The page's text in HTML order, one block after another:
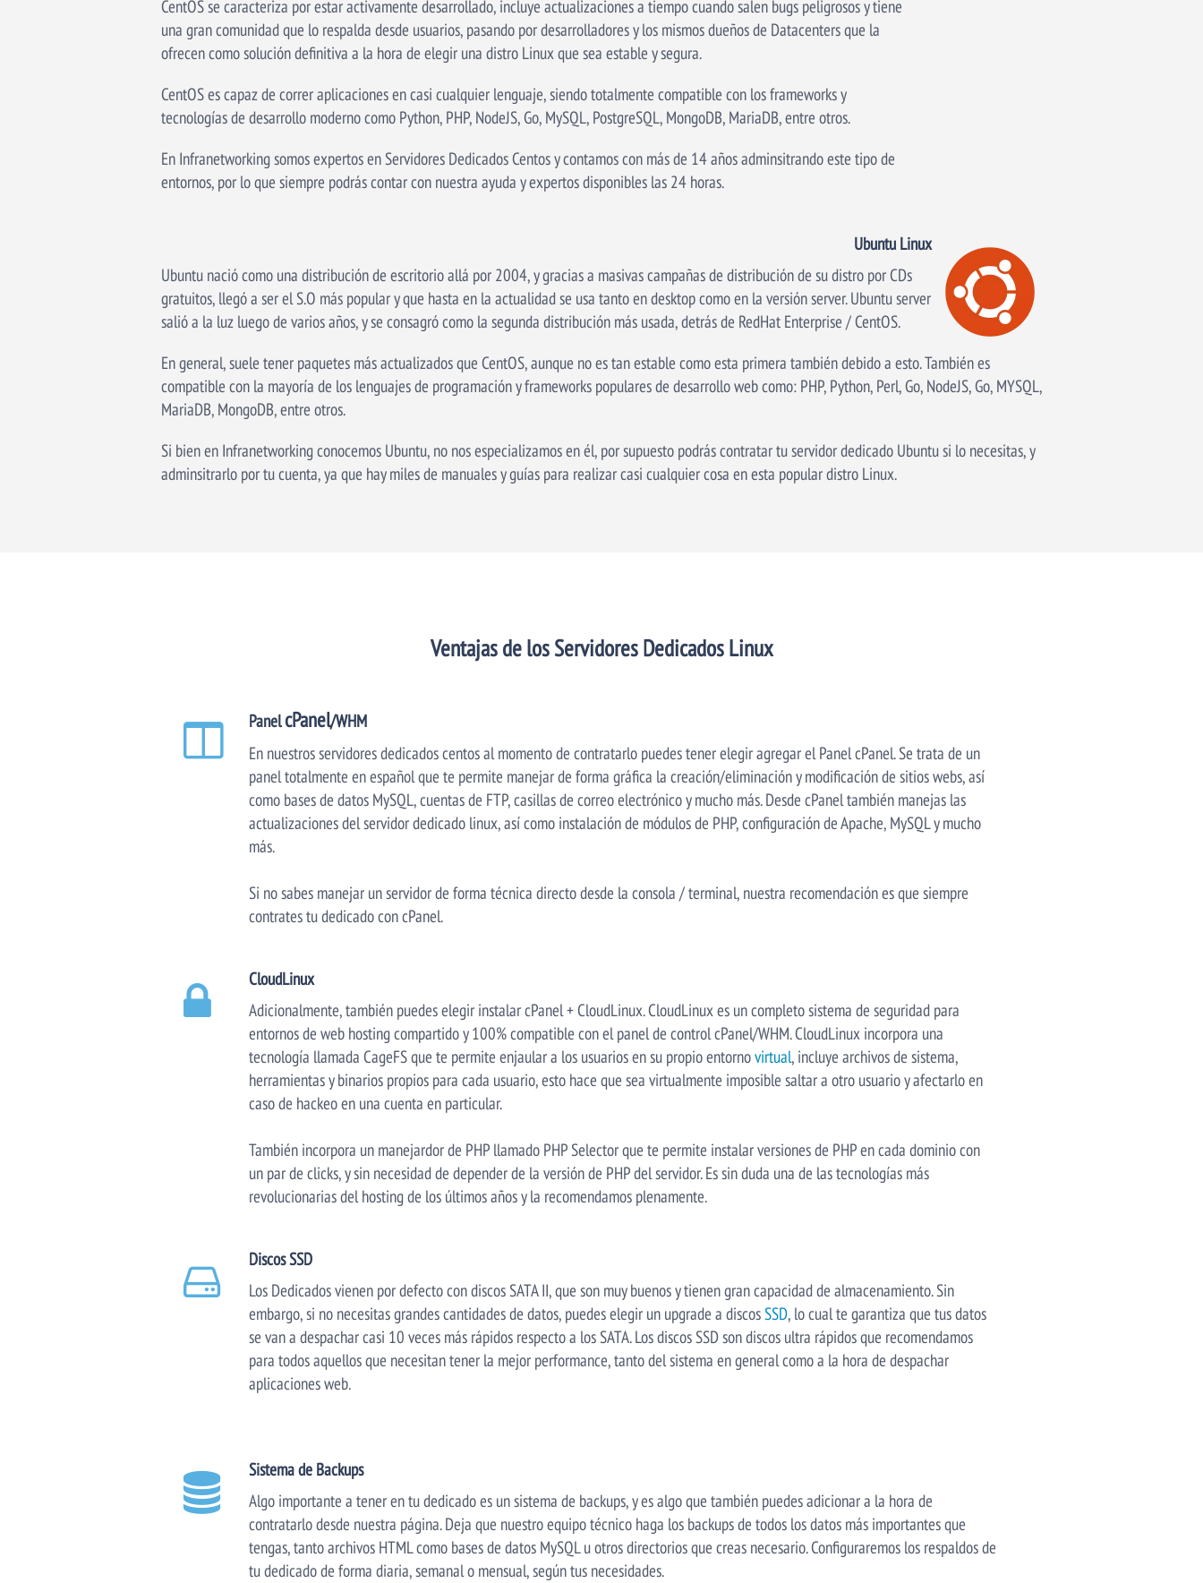
CentOS se caracteriza por estar activamente desarrollado, incluye actualizaciones a tiempo cuando salen bugs peligrosos y tiene
una gran comunidad que lo respalda desde usuarios, pasando por desarrolladores y los mismos dueños de Datacenters que la
ofrecen como solución definitiva a la hora de elegir una distro Linux que sea estable y segura.
CentOS es capaz de correr aplicaciones en casi cualquier lenguaje, siendo totalmente compatible con los frameworks y
tecnologías de desarrollo moderno como Python, PHP, NodeJS, Go, MySQL, PostgreSQL, MongoDB, MariaDB, entre otros.
En Infranetworking somos expertos en Servidores Dedicados Centos y contamos con más de 14 años adminsitrando este tipo de
entornos, por lo que siempre podrás contar con nuestra ayuda y expertos disponibles las 24 horas.
Ubuntu Linux
Ubuntu nació como una distribución de escritorio allá por 2004, y gracias a masivas campañas de distribución de su distro por CDs
gratuitos, llegó a ser el S.O más popular y que hasta en la actualidad se usa tanto en desktop como en la versión server. Ubuntu server
salió a la luz luego de varios años, y se consagró como la segunda distribución más usada, detrás de RedHat Enterprise / CentOS.
En general, suele tener paquetes más actualizados que CentOS, aunque no es tan estable como esta primera también debido a esto. También es
compatible con la mayoría de los lenguajes de programación y frameworks populares de desarrollo web como: PHP, Python, Perl, Go, NodeJS, Go, MYSQL,
MariaDB, MongoDB, entre otros.
Si bien en Infranetworking conocemos Ubuntu, no nos especializamos en él, por supuesto podrás contratar tu servidor dedicado Ubuntu si lo necesitas, y
adminsitrarlo por tu cuenta, ya que hay miles de manuales y guías para realizar casi cualquier cosa en esta popular distro Linux.
Ventajas de los Servidores Dedicados Linux
PanelcPanel/WHM
En nuestros servidores dedicados centos al momento de contratarlo puedes tener elegir agregar el Panel cPanel. Se trata de un
panel totalmente en español que te permite manejar de forma gráfica la creación/eliminación y modificación de sitios webs, así
como bases de datos MySQL, cuentas de FTP, casillas de correo electrónico y mucho más. Desde cPanel también manejas las
actualizaciones del servidor dedicado linux, así como instalación de módulos de PHP, configuración de Apache, MySQL y mucho
más.
Si no sabes manejar un servidor de forma técnica directo desde la consola / terminal, nuestra recomendación es que siempre
contrates tu dedicado con cPanel.
CloudLinux
Adicionalmente, también puedes elegir instalar cPanel + CloudLinux. CloudLinux es un completo sistema de seguridad para
entornos de web hosting compartido y 100% compatible con el panel de control cPanel/WHM. CloudLinux incorpora una
tecnología llamada CageFS que te permite enjaular a los usuarios en su propio entornovirtual, incluye archivos de sistema,
herramientas y binarios propios para cada usuario, esto hace que sea virtualmente imposible saltar a otro usuario y afectarlo en
caso de hackeo en una cuenta en particular.
También incorpora un manejardor de PHP llamado PHP Selector que te permite instalar versiones de PHP en cada dominio con
un par de clicks, y sin necesidad de depender de la versión de PHP del servidor. Es sin duda una de las tecnologías más
revolucionarias del hosting de los últimos años y la recomendamos plenamente.
Discos SSD
Los Dedicados vienen por defecto con discos SATA II, que son muy buenos y tienen gran capacidad de almacenamiento. Sin
embargo, si no necesitas grandes cantidades de datos, puedes elegir un upgrade a discos SSD, lo cual te garantiza que tus datos
se van a despachar casi 10 veces más rápidos respecto a los SATA. Los discos SSD son discos ultra rápidos que recomendamos
para todos aquellos que necesitan tener la mejor performance, tanto del sistema en general como a la hora de despachar
aplicaciones web.
Sistema de Backups
Algo importante a tener en tu dedicado es un sistema de backups, y es algo que también puedes adicionar a la hora de
contratarlo desde nuestra página. Deja que nuestro equipo técnico haga los backups de todos los datos más importantes que
tengas, tanto archivos HTML como bases de datos MySQL u otros directorios que creas necesario. Configuraremos los respaldos de
tu dedicado de forma diaria, semanal o mensual, según tus necesidades.